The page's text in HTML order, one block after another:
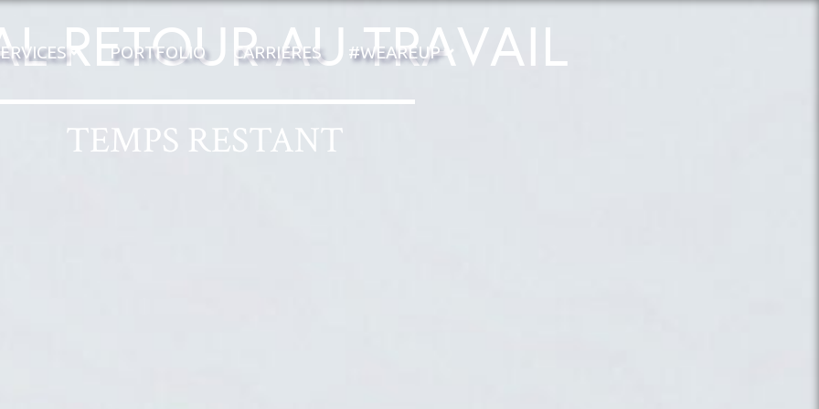
PORTFOLIO CARRIÈRES #WEAREUP
RETOUR AU TRAVAIL
TEMPS RESTANT